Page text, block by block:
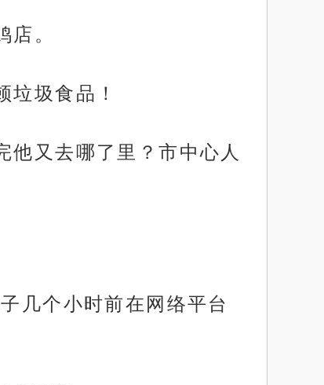
。
圾食品！
他又去哪了里？市中心人
几个小时前在网络平台